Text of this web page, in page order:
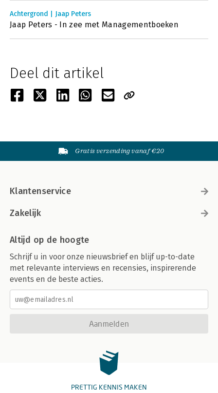
Achtergrond | Jaap Peters
Jaap Peters - In zee met Managementboeken
Deel dit artikel
Gratis verzending vanaf €20
Klantenservice
Zakelijk
Altijd op de hoogte
Schrijf u in voor onze nieuwsbrief en blijf up-to-date
met relevante interviews en recensies, inspirerende
events en de beste acties.
Aanmelden
PRETTIG KENNIS MAKEN